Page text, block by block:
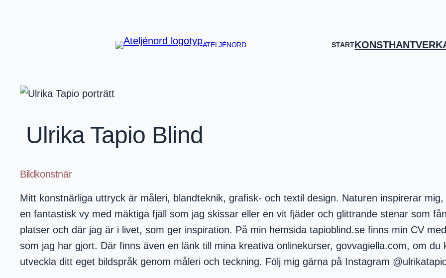
ATELJÉNORD START
Ulrika Tapio Blind
Bildkonstnär
Mitt konstnärliga uttryck är måleri, blandteknik, grafisk- och textil design. Naturen inspirerar
en fantastisk vy med mäktiga fjäll som jag skissar eller en vit fjäder och glittrande stenar som
platser och där jag är i livet, som ger inspiration. På min hemsida tapioblind.se finns min CV
som jag har gjort. Där finns även en länk till mina kreativa onlinekurser, govvagiella.com, om
utveckla ditt eget bildspråk genom måleri och teckning. Följ mig gärna på Instagram